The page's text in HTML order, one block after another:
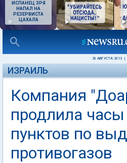
ИСПАНЕЦ ЗРЯ
НАПАЛ НА
РЕЗЕРВИСТА
ЦАХАЛА
28 АВГУСТА 2013
ИЗРАИЛЬ
Компания
продлила
пунктов по
противогазов